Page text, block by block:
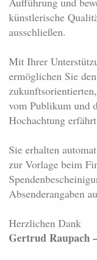
künstlerische
ausschließen.
Mit Ihrer
ermöglichen Sie
vom Publikum und
Hochachtung
Sie erhalten
zur Vorlage beim
Absenderangaben
Herzlichen Dank
Gertrud Raupach